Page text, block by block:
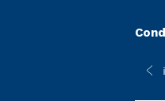
sofrer alterações
*A